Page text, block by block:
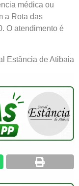
médica ou
a Rota das
O atendimento é
Estância de Atibaia